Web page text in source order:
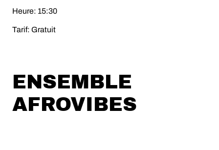
Heure: 15:30
Tarif: Gratuit
ENSEMBLE
AFROVIBES